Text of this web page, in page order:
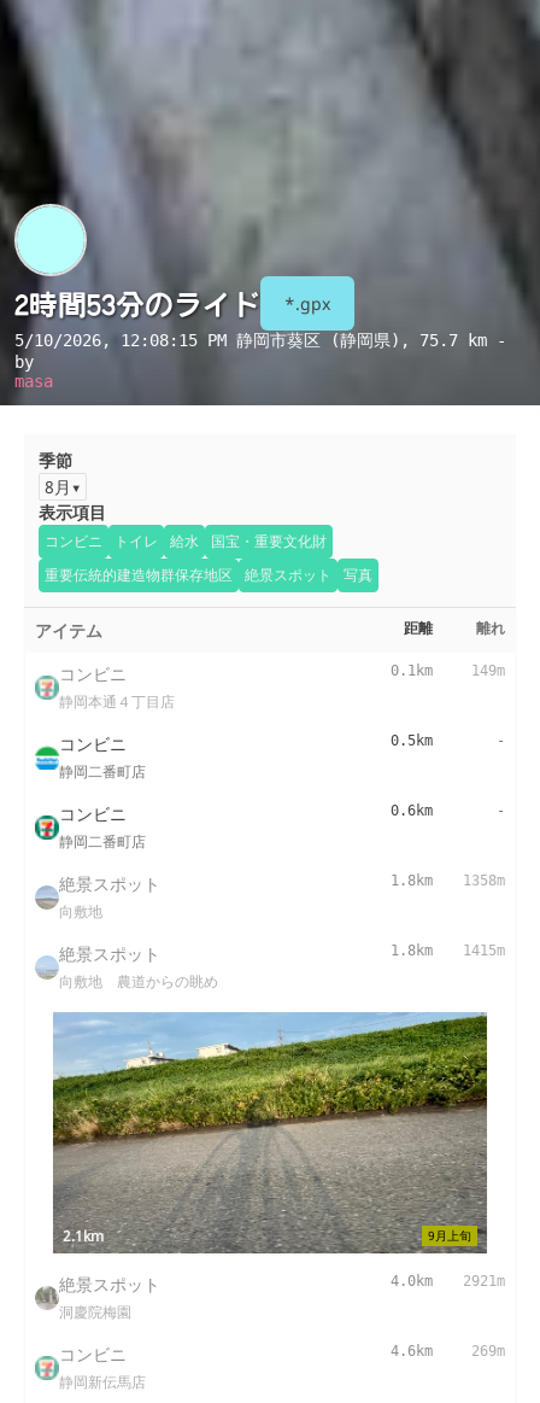
2時間53分のライド *.gpx
5/10/2026, 12:08:15 PM 静岡市葵区 (静岡県) , 75.7 km -
by
masa
季節
8月
表示項目
コンビニ トイレ 給水
国宝・重要文化財
重要伝統的建造物群保存地区
絶景スポット 写真
アイテム 距離 離れ
コンビニ
静岡本通４丁目店
0.1km 149m
コンビニ
静岡二番町店
0.5km -
コンビニ
静岡二番町店
0.6km -
絶景スポット
向敷地
1.8km 1358m
絶景スポット
向敷地 農道からの眺め
1.8km 1415m
9月上旬
2.1km
絶景スポット
洞慶院梅園
4.0km 2921m
コンビニ
静岡新伝馬店
4.6km 269m